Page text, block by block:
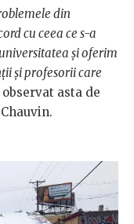
din
cu ceea ce s-a
și oferim
și profesorii care
asta de